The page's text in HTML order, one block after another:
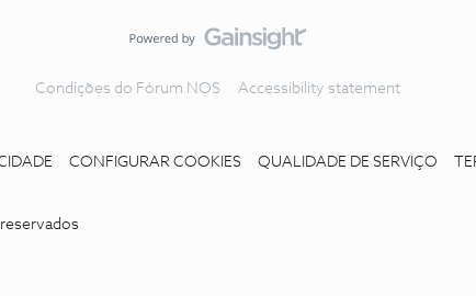
Condições do Fórum NOS Accessibility statement
CONFIGURAR COOKIES QUALIDADE DE SERVIÇO